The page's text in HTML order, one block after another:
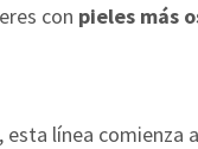
con pieles más
esta línea comienza